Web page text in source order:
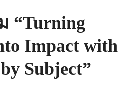
“Turning
Impact with
Subject”